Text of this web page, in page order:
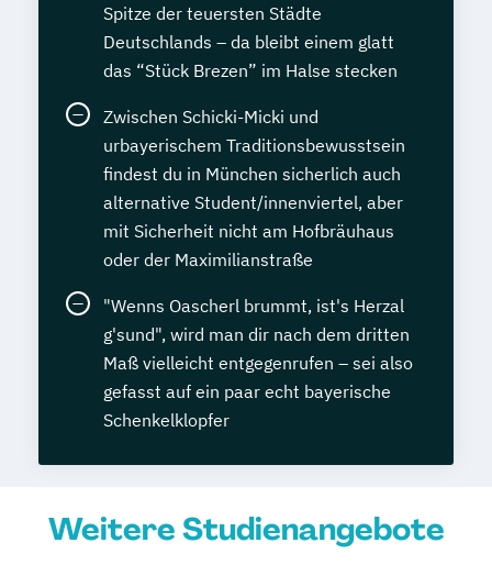
Spitze der teuersten Städte
Deutschlands – da bleibt einem glatt
das “Stück Brezen” im Halse stecken
Zwischen Schicki-Micki und
urbayerischem Traditionsbewusstsein
findest du in München sicherlich auch
alternative Student/innenviertel, aber
mit Sicherheit nicht am Hofbräuhaus
oder der Maximilianstraße
"Wenns Oascherl brummt, ist's Herzal
g'sund", wird man dir nach dem dritten
Maß vielleicht entgegenrufen – sei also
gefasst auf ein paar echt bayerische
Schenkelklopfer
Weitere Studienangebote